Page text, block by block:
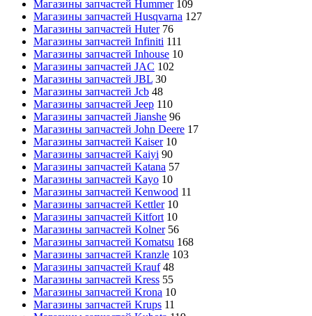
Магазины запчастей Hummer 109
Магазины запчастей Husqvarna 127
Магазины запчастей Huter 76
Магазины запчастей Infiniti 111
Магазины запчастей Inhouse 10
Магазины запчастей JAC 102
Магазины запчастей JBL 30
Магазины запчастей Jcb 48
Магазины запчастей Jeep 110
Магазины запчастей Jianshe 96
Магазины запчастей John Deere 17
Магазины запчастей Kaiser 10
Магазины запчастей Kaiyi 90
Магазины запчастей Katana 57
Магазины запчастей Kayo 10
Магазины запчастей Kenwood 11
Магазины запчастей Kettler 10
Магазины запчастей Kitfort 10
Магазины запчастей Kolner 56
Магазины запчастей Komatsu 168
Магазины запчастей Kranzle 103
Магазины запчастей Krauf 48
Магазины запчастей Kress 55
Магазины запчастей Krona 10
Магазины запчастей Krups 11